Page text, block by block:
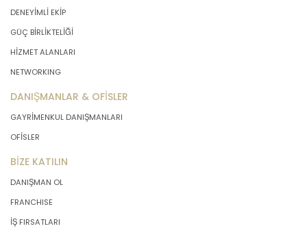
DENEYİMLİ EKİP
GÜÇ BİRLİKTELİĞİ
HİZMET ALANLARI
NETWORKING
DANIŞMANLAR & OFİSLER
GAYRİMENKUL DANIŞMANLARI
OFİSLER
BİZE KATILIN
DANIŞMAN OL
FRANCHISE
İŞ FIRSATLARI